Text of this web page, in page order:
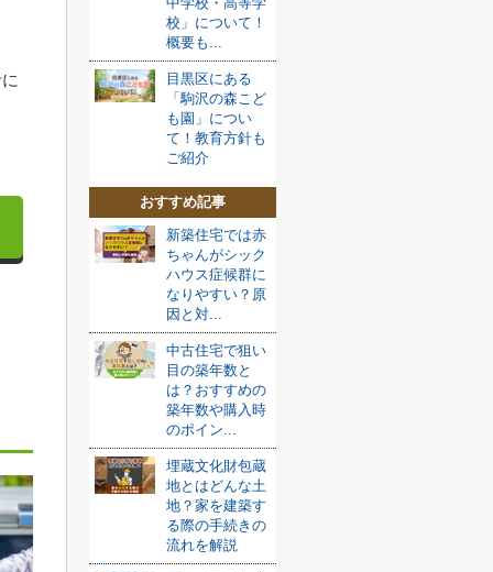
校」について！
概要も...
目黒区にある
「駒沢の森こど
も園」につい
て！教育方針も
ご紹介
おすすめ記事
新築住宅では赤
ちゃんがシック
ハウス症候群に
なりやすい？原
因と対...
中古住宅で狙い
目の築年数と
は？おすすめの
築年数や購入時
のポイン...
埋蔵文化財包蔵
地とはどんな土
地？家を建築す
る際の手続きの
流れを解説